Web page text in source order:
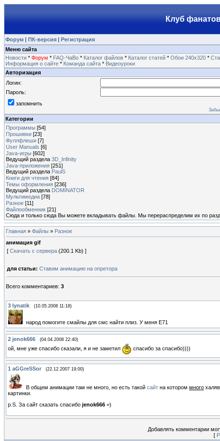
Клуб
Форум | ПК-версия | Регистрация
Меню сайта
Новости * Форум * FAQ-ЧаВо * Каталог файлов * Каталог статей * Обои 240х320 *
Информация о сайте * Команда сайта * Видеоуроки
Авторизация
Логин:
Пароль:
запомнить
Категории
Программы [54]
Прошивки [23]
Фуллфлеши [7]
User Manuals [6]
Java-игры [602]
Ведущий раздела 3D_Infinity
Java-приложения [251]
Ведущий раздела PaulS
Книги для чтения [84]
Темы оформления [236]
Ведущий раздела DOMINATOR
Мультимедиа [78]
Разное [11]
Файлообменник [21]
Сюда и только сюда Вы можете вкладывать файлы. Мы перераспределим их по
Главная » Файлы » Разное
анимация gif
[ Скачать с сервера (200.1 Kb) ]
для статьи: Ставим анимацию на опретора
Всего комментариев: 3
3 lynatik (10.05.2008 11:18)
народ помогите смайлы для смс найти плиз. У меня Е71
2 jenok666 (04.04.2008 22:40)
ой, мне уже спасибо сказали, я и не заметил спасибо за спасибо))))
1 aGGreSSor (22.12.2007 19:00)
В общем анимации там не много, но есть такой сайт на котором много
картинки.
p.S. За сайт сказать спасибо jenok666 =)
Добавлять комментарии
[